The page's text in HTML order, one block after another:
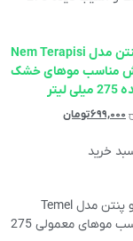
‌ماسک مو پنتن مدل Nem Terapisi
مناسب موهای خشک
۶۹۹,۰۰۰تومان
خرید